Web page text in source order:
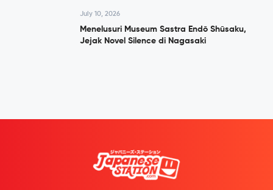
July 10, 2026
Menelusuri Museum Sastra Endō Shūsaku,
Jejak Novel Silence di Nagasaki